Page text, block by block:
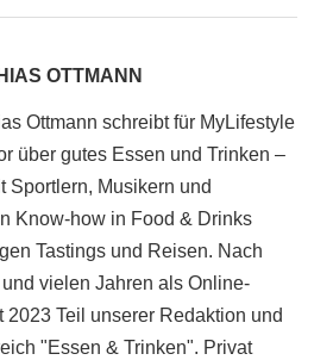
OTTMANN
Ottmann schreibt für MyLifestyle
über gutes Essen und Trinken –
Sportlern, Musikern und
Know-how in Food & Drinks
Tastings und Reisen. Nach
vielen Jahren als Online-
2023 Teil unserer Redaktion und
"Essen & Trinken". Privat